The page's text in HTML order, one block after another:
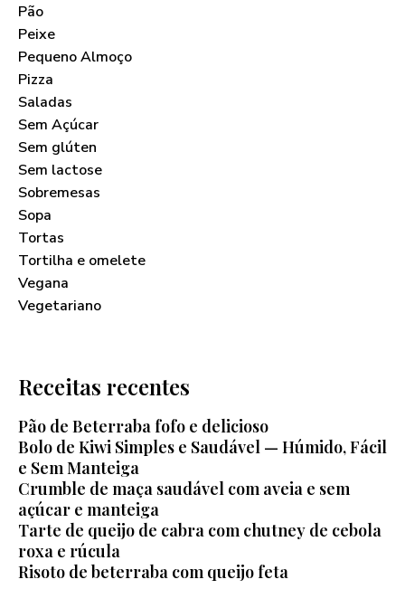
Pão
Peixe
Pequeno Almoço
Pizza
Saladas
Sem Açúcar
Sem glúten
Sem lactose
Sobremesas
Sopa
Tortas
Tortilha e omelete
Vegana
Vegetariano
Receitas recentes
Pão de Beterraba fofo e delicioso
Bolo de Kiwi Simples e Saudável — Húmido, Fácil
e Sem Manteiga
Crumble de maça saudável com aveia e sem
açúcar e manteiga
Tarte de queijo de cabra com chutney de cebola
roxa e rúcula
Risoto de beterraba com queijo feta